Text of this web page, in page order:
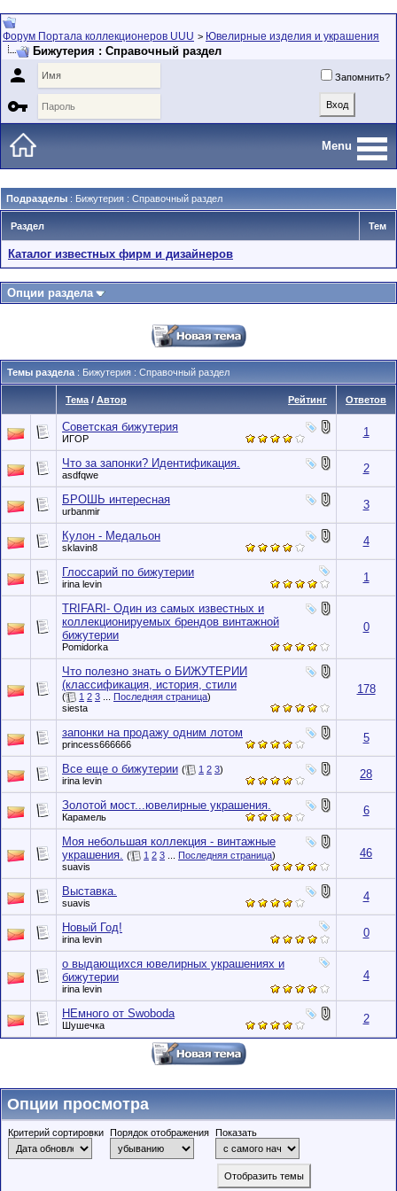
Форум Портала коллекционеров UUU > Ювелирные изделия и украшения
Бижутерия : Справочный раздел
 Запомнить?

Menu
Подразделы : Бижутерия : Справочный раздел
Раздел Тем
Каталог известных фирм и дизайнеров
Опции раздела
Темы раздела : Бижутерия : Справочный раздел
Рейтинг
Тема / Автор Ответов
Советская бижутерия
ИГOР 1
Что за запонки? Идентификация.
asdfqwe 2
БРОШЬ интересная
urbanmir 3
Кулон - Медальон
sklavin8 4
Глоссарий по бижутерии
irina levin 1
TRIFARI- Один из самых известных и
коллекционируемых брендов винтажной
бижутерии
Pomidorka
0
Что полезно знать о БИЖУТЕРИИ
(классификация, история, стили
( 1 2 3 Последняя страница)
siesta
178
запонки на продажу одним лотом
princess666666 5
Все еще о бижутерии ( 1 2 3)
irina levin
28
Золотой мост...ювелирные украшения.
Карамель 6
Моя небольшая коллекция - винтажные
украшения. ( 1 2 3 Последняя страница)
suavis
46
Выставка.
suavis 4
Новый Год!
irina levin 0
о выдающихся ювелирных украшениях и
бижутерии
irina levin
4
НЕмного от Swoboda
Шушечка 2
Опции просмотра
Критерий сортировки Порядок отображения Показать